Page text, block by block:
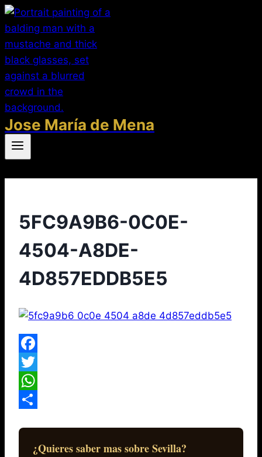
Saltar
al
contenido
Jose María de Mena
5FC9A9B6-0C0E-
4504-A8DE-
4D857EDDB5E5
Facebook
Twitter
WhatsApp
¿Quieres saber mas sobre Sevilla?